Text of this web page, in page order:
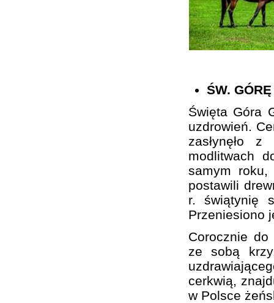
ŚW.
Święta Góra
uzdrowień.
zasłynęło
modlitwach
samym roku,
postawili
r. świątynię
Przeniesiono
Corocznie
ze sobą
cerkwią,
w Polsce